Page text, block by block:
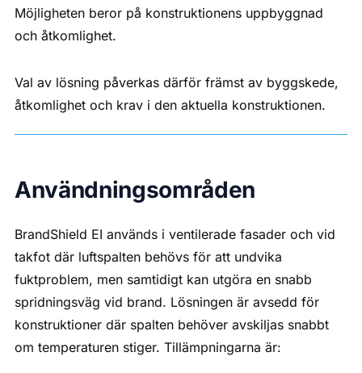
Möjligheten beror på konstruktionens uppbyggnad
och åtkomlighet.
Val av lösning påverkas därför främst av byggskede,
åtkomlighet och krav i den aktuella konstruktionen.
Användningsområden
BrandShield EI används i ventilerade fasader och vid
takfot där luftspalten behövs för att undvika
fuktproblem, men samtidigt kan utgöra en snabb
spridningsväg vid brand. Lösningen är avsedd för
konstruktioner där spalten behöver avskiljas snabbt
om temperaturen stiger. Tillämpningarna är: